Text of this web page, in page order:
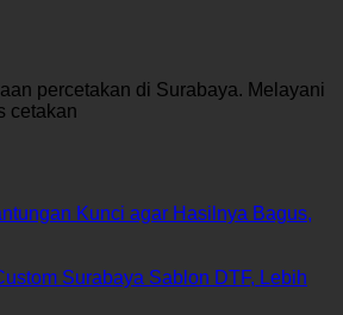
percetakan di Surabaya. Melayani
cetakan
Kunci agar Hasilnya Bagus,
Surabaya Sablon DTF, Lebih